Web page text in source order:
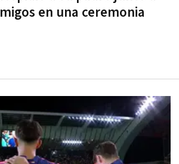
en una ceremonia